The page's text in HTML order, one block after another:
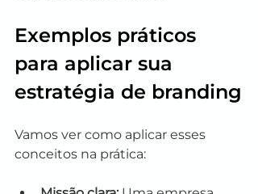
Exemplos práticos
para aplicar sua
estratégia de branding
Vamos ver como aplicar esses
conceitos na prática: